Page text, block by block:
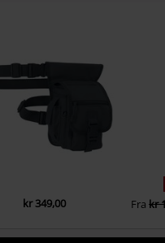
kr 349,00 Frakr